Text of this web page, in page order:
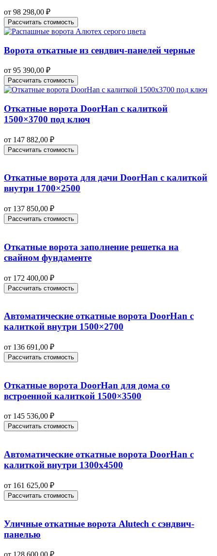
от 98 298,00 ₽
Рассчитать стоимость
Ворота откатные из сендвич-панелей черные
от 95 390,00 ₽
Рассчитать стоимость
Откатные ворота DoorHan с калиткой
1500×3700 под ключ
от 147 882,00 ₽
Рассчитать стоимость
Откатные ворота для дачи DoorHan с калиткой
внутри 1700×2500
от 137 850,00 ₽
Рассчитать стоимость
Откатные ворота заполнение решетка на
свайном фундаменте
от 172 400,00 ₽
Рассчитать стоимость
Автоматические откатные ворота DoorHan с
калиткой внутри 1500×2700
от 136 691,00 ₽
Рассчитать стоимость
Откатные ворота DoorHan для дома со
встроенной калиткой 1500×3500
от 145 536,00 ₽
Рассчитать стоимость
Автоматические откатные ворота DoorHan с
калиткой внутри 1300х4500
от 161 625,00 ₽
Рассчитать стоимость
Уличные откатные ворота Alutech с сэндвич-
панелью